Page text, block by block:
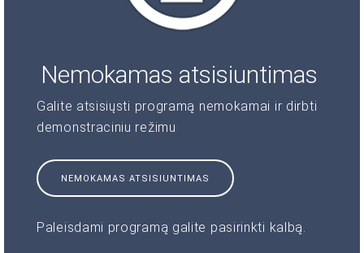
Nemokamas atsisiuntimas
Galite atsisiųsti programą nemokamai ir dirbti
demonstraciniu režimu
NEMOKAMAS ATSISIUNTIMAS
Paleisdami programą galite pasirinkti kalbą.